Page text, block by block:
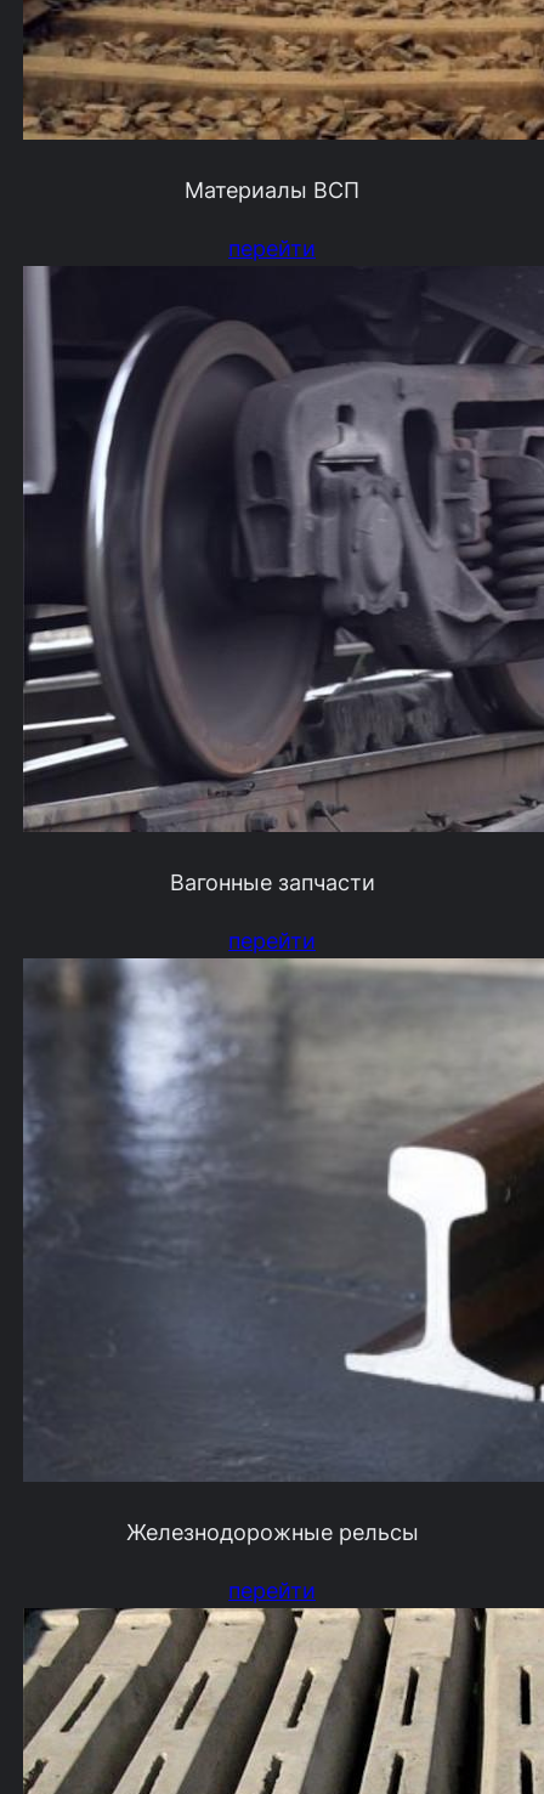
Материалы ВСП
перейти
Вагонные запчасти
перейти
Железнодорожные рельсы
перейти